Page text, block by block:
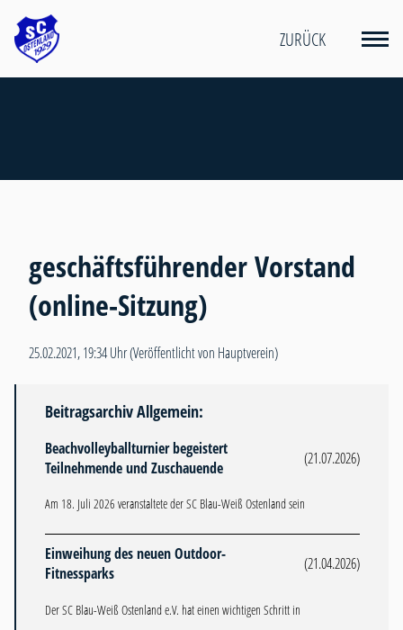
ZURÜCK
geschäftsführender Vorstand
(online-Sitzung)
25.02.2021, 19:34 Uhr(Veröffentlicht von Hauptverein)
Beitragsarchiv Allgemein:
Beachvolleyballturnier begeistert
Teilnehmende und Zuschauende
(21.07.2026)
Am 18. Juli 2026 veranstaltete der SC Blau-Weiß Ostenland sein
Einweihung des neuen Outdoor-
Fitnessparks
(21.04.2026)
Der SC Blau-Weiß Ostenland e.V. hat einen wichtigen Schritt in